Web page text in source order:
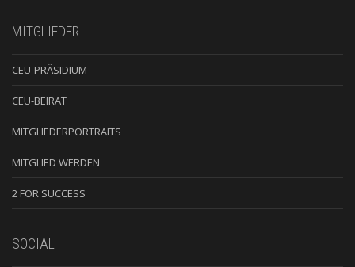
MITGLIEDER
CEU-PRÄSIDIUM
CEU-BEIRAT
MITGLIEDERPORTRAITS
MITGLIED WERDEN
2 FOR SUCCESS
SOCIAL